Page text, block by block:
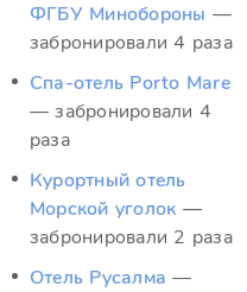
ФГБУ Минобороны —
забронировали 4 раза
Спа-отель Porto Mare
— забронировали 4
раза
Курортный отель
Морской уголок —
забронировали 2 раза
Отель Русалма —